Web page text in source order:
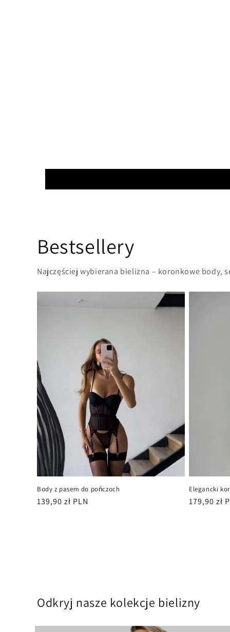
Bestsellery
Najczęściej wybierana bielizna – koronkowe body,
Body z pasem do pończoch
Cena
139,90 zł PLN
Elegancki
Cena
179,90 zł
Odkryj nasze kolekcje bielizny